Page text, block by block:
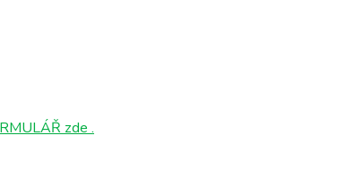
zde .